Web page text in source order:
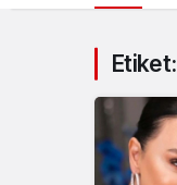
Etiket: